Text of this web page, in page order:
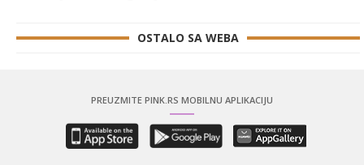
OSTALO SA WEBA
PREUZMITE PINK.RS MOBILNU APLIKACIJU